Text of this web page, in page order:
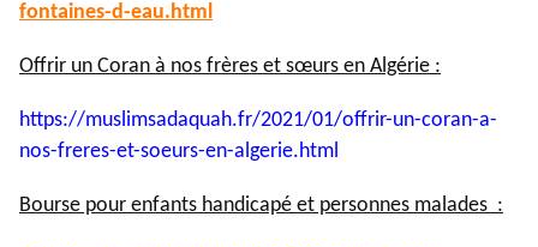
fontaines-d-eau.html
Offrir un Coran à nos frères et sœurs en Algérie :
https://muslimsadaquah.fr/2021/01/offrir-un-coran-a-
nos-freres-et-soeurs-en-algerie.html
Bourse pour enfants handicapé et personnes malades :